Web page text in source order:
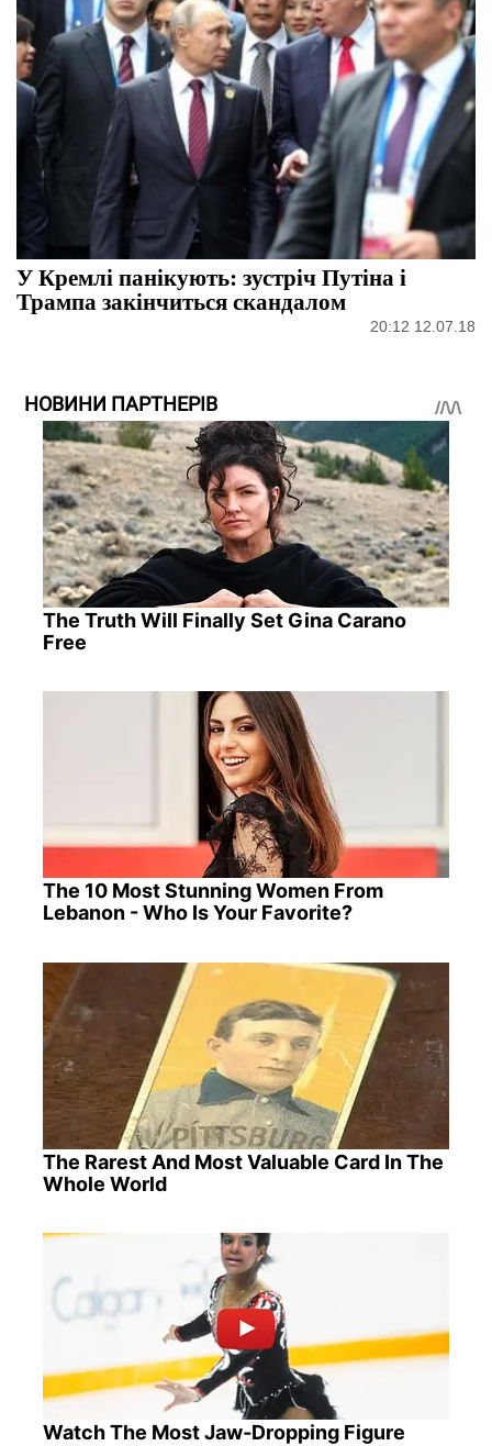
У Кремлі панікують: зустріч Путіна і
Трампа закінчиться скандалом
20:12 12.07.18
НОВИНИ ПАРТНЕРІВ
The Truth Will Finally Set Gina Carano
Free
The 10 Most Stunning Women From
Lebanon - Who Is Your Favorite?
The Rarest And Most Valuable Card In The
Whole World
Watch The Most Jaw‑Dropping Figure